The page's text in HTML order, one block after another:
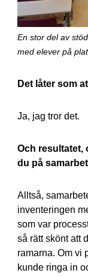
En stor del av
med elever på
Det låter som
Ja, jag tror det.
Och resultatet,
du på
Alltså,
inventeringen
som var
så rätt skönt att
ramarna. Om vi
kunde ringa in